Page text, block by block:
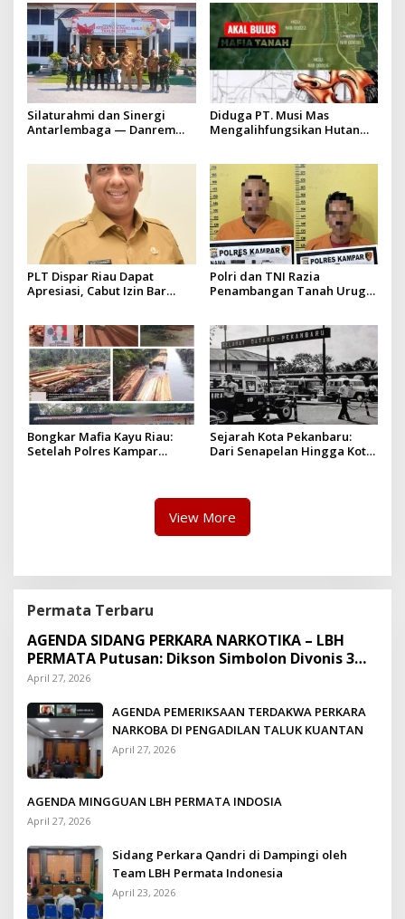
Silaturahmi dan Sinergi
Antarlembaga — Danrem
Diduga PT. Musi Mas
Mengalihfungsikan Hutan
yang diizinkan
PLT Dispar Riau Dapat
Apresiasi, Cabut Izin Bar
Polri dan TNI Razia
Penambangan Tanah Urug,
Bongkar Mafia Kayu Riau:
Setelah Polres Kampar
Hapus Berita Kian Menguat
Sejarah Kota Pekanbaru:
Dari Senapelan Hingga Kota
View More
Permata Terbaru
AGENDA SIDANG PERKARA NARKOTIKA – LBH
PERMATA Putusan: Dikson Simbolon Divonis 3
Tahun Penjara
April 27, 2026
AGENDA PEMERIKSAAN TERDAKWA PERKARA
NARKOBA DI PENGADILAN TALUK KUANTAN
April 27, 2026
AGENDA MINGGUAN LBH PERMATA INDOSIA
April 27, 2026
Sidang Perkara Qandri di Dampingi oleh
Team LBH Permata Indonesia
April 23, 2026